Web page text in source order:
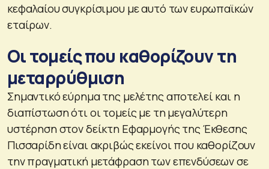
κεφαλαίου συγκρίσιμου με αυτό των ευρωπαϊκών
εταίρων.
Οι τομείς που καθορίζουν τη
μεταρρύθμιση
Σημαντικό εύρημα της μελέτης αποτελεί και η
διαπίστωση ότι οι τομείς με τη μεγαλύτερη
υστέρηση στον δείκτη Εφαρμογής της Έκθεσης
Πισσαρίδη είναι ακριβώς εκείνοι που καθορίζουν
την πραγματική μετάφραση των επενδύσεων σε